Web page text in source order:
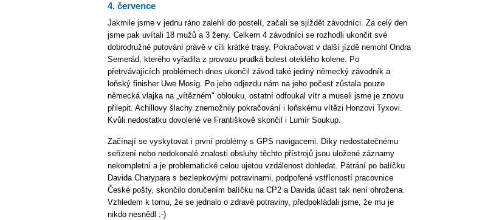
4. července
Jakmile jsme v jednu ráno zalehli do postelí, začali se sjíždět závodníci. Za celý den
jsme pak uvítali 18 mužů a 3 ženy. Celkem 4 závodníci se rozhodli ukončit své
dobrodružné putování právě v cíli krátké trasy. Pokračovat v další jízdě nemohl Ondra
Semerád, kterého vyřadila z provozu prudká bolest oteklého kolene. Po
přetrvávajících problémech dnes ukončil závod také jediný německý závodník a
loňský finisher Uwe Mosig. Po jeho odjezdu nám na jeho počest zůstala pouze
německá vlajka na „vítězném" oblouku, ostatní odfoukal vítr a museli jsme je znovu
přilepit. Achillovy šlachy znemožnily pokračování i loňskému vítězi Honzovi Tyxovi.
Kvůli nedostatku dovolené ve Františkově skončil i Lumír Soukup.
Začínají se vyskytovat i první problémy s GPS navigacemi. Díky nedostatečnému
seřízení nebo nedokonalé znalosti obsluhy těchto přístrojů jsou uložené záznamy
nekompletní a je problematické celou ujetou vzdálenost dohledat. Pátrání po balíčku
Davida Charypara s bezlepkovými potravinami, podpořené vstřícností pracovnice
České pošty, skončilo doručením balíčku na CP2 a Davida účast tak není ohrožena.
Vzhledem k tomu, že se jednalo o zdravé potraviny, předpokládali jsme, že mu je
nikdo nesnědl :-)